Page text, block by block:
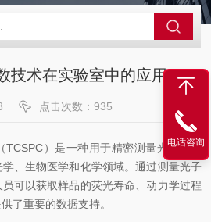
技术在实验室中的应用
点击次数：935
）是一种用于精密测量光子到达
、生物医学和化学领域。通过测量光子
可以获取样品的荧光寿命、动力学过程
了重要的数据支持。
电话咨询